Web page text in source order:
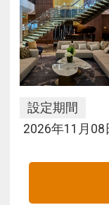
設定期間
2026年11月08